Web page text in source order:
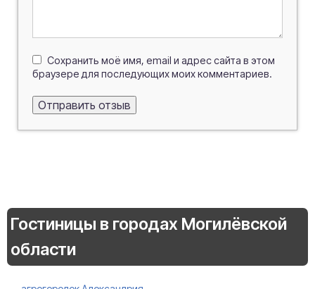
Сохранить моё имя, email и адрес сайта в этом
браузере для последующих моих комментариев.
Гостиницы в городах Могилёвской
области